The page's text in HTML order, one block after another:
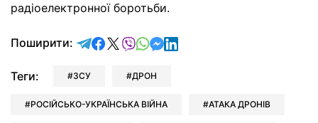
радіоелектронної боротьби.
Поширити: відправити у Telegram
поділитись у Facebook
поділитись у X
відправити у Viber
відправити у Whatsapp
відправити у Messenger
відправити у LinkedIn
Теги: ЗСУ ДРОН
РОСІЙСЬКО-УКРАЇНСЬКА ВІЙНА АТАКА ДРОНІВ